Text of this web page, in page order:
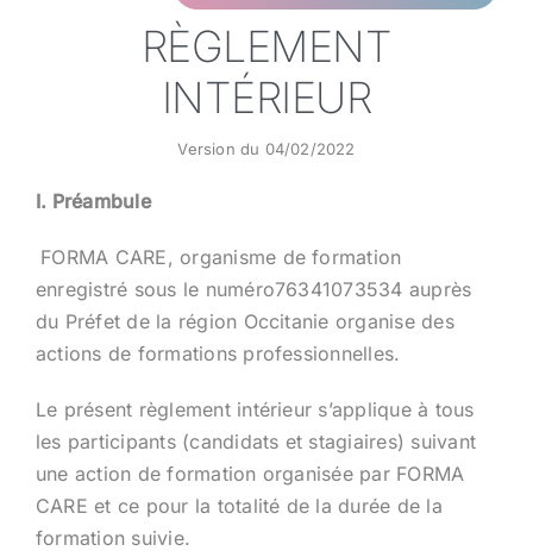
Évènements
Blog
RÈGLEMENT
INTÉRIEUR
Version du 04/02/2022
I. Préambule
FORMA CARE, organisme de formation
enregistré sous le numéro76341073534 auprès
du Préfet de la région Occitanie organise des
actions de formations professionnelles.
Le présent règlement intérieur s’applique à tous
les participants (candidats et stagiaires) suivant
une action de formation organisée par FORMA
CARE et ce pour la totalité de la durée de la
formation suivie.